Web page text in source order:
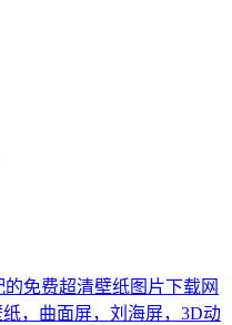
免费超清壁纸图片下载网
，曲面屏，刘海屏，3D动